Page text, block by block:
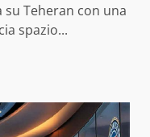
Teheran con una
spazio...